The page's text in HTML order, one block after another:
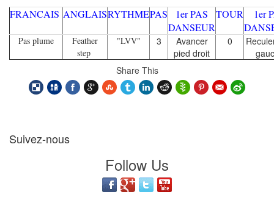
FRANCAIS ANGLAISRYTHMEPAS
1er PAS
DANSEUR
TOUR
1er
Pas plume
Feather
step
"LVV" 3
Avancer
pied droit
0
Share This
Suivez-nous
Follow Us